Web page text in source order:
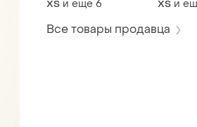
осень деми весна
ХS и еще 6
осень
ХS и
Все товары продавца